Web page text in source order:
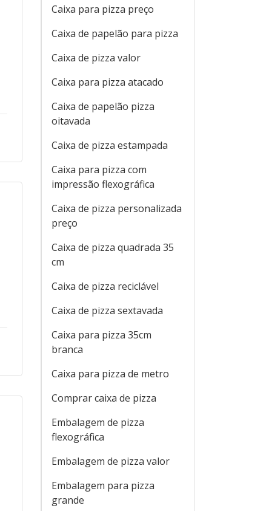
Caixa para pizza preço
Caixa de papelão para pizza
Caixa de pizza valor
Caixa para pizza atacado
Caixa de papelão pizza
oitavada
Caixa de pizza estampada
Caixa para pizza com
impressão flexográfica
Caixa de pizza personalizada
preço
Caixa de pizza quadrada 35
cm
Caixa de pizza reciclável
Caixa de pizza sextavada
Caixa para pizza 35cm
branca
Caixa para pizza de metro
Comprar caixa de pizza
Embalagem de pizza
flexográfica
Embalagem de pizza valor
Embalagem para pizza
grande